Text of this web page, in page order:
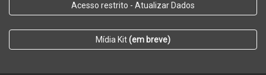
Acesso restrito - Atualizar Dados
Mídia Kit(em breve)